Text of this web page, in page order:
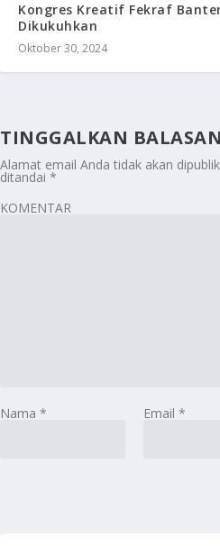
Kongres Kreatif Fekraf
Dikukuhkan
Oktober 30, 2024
TINGGALKAN BALASAN
Alamat email Anda tidak akan
ditandai *
KOMENTAR
Nama * Email*